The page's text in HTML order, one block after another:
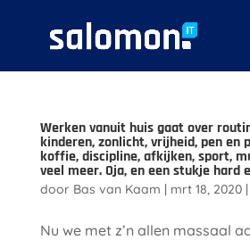
Werken vanuit huis gaat over
kinderen, zonlicht, vrijheid, pen en
koffie, discipline, afkijken, sport,
veel meer. Oja, en een stukje hard
door Bas van Kaam | mrt 18, 2020|
Nu we met z’n allen massaal